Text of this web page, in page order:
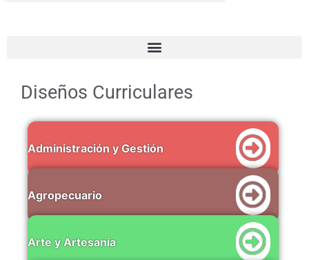
Diseños Curriculares
Administración y Gestión
Agropecuario
Arte y Artesanía